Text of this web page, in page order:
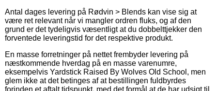
Antal dages levering på Rødvin > Blends kan vise sig at
være ret relevant når vi mangler ordren fluks, og af den
grund er det tydeligvis væsentligt at du dobbelttjekker den
forventede leveringstid for det respektive produkt.
En masse forretninger på nettet frembyder levering på
næstkommende hverdag på en masse varenumre,
eksempelvis Yardstick Raised By Wolves Old School, men
glem ikke at det betinges af at bestillingen fuldbyrdes
forinden et aftalt tidspunkt, med det formål at de har udsigt til